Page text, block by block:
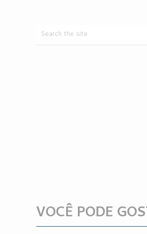
VOCÊ PODE